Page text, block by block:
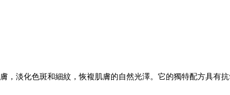
，淡化色斑和細紋，恢複肌膚的自然光澤。它的獨特配方具有